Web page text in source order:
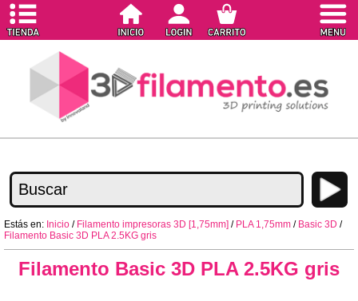
Estás en: Inicio / Filamento impresoras 3D [1,75mm] / PLA 1,75mm / Basic 3D /
Filamento Basic 3D PLA 2.5KG gris
Filamento Basic 3D PLA 2.5KG gris